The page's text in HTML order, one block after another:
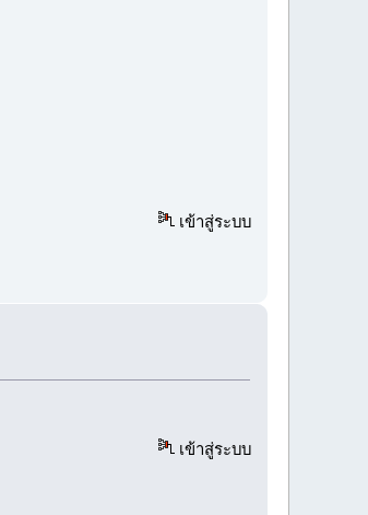
เข้าสู่ระบบ
เข้าสู่ระบบ